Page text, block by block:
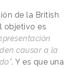
de la British
objetivo es
causar a la
. Y es que una